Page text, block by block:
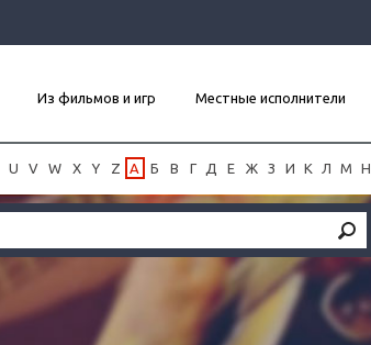
Из фильмов и игр Местные исполнители
U V W X Y Z А Б В Г Д Е Ж З И К Л М Н